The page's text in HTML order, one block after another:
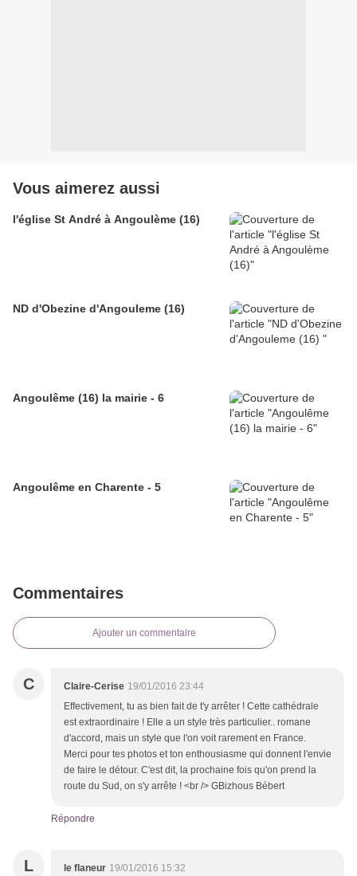
Vous aimerez aussi
l'église St André à Angoulème (16)
ND d'Obezine d'Angouleme (16)
Angoulême (16) la mairie - 6
Angoulême en Charente - 5
Commentaires
Ajouter un commentaire
C Claire-Cerise 19/01/2016 23:44
Effectivement, tu as bien fait de t'y arrêter ! Cette cathédrale
est extraordinaire ! Elle a un style très particulier.. romane
d'accord, mais un style que l'on voit rarement en France.
Merci pour tes photos et ton enthousiasme qui donnent l'envie
de faire le détour. C'est dit, la prochaine fois qu'on prend la
route du Sud, on s'y arrête ! <br /> GBizhous Bébert
Répondre
L le flaneur 19/01/2016 15:32